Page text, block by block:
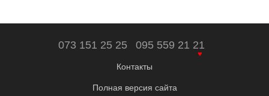
073 151 25 25 095 559 21 21
Контакты
Полная версия сайта